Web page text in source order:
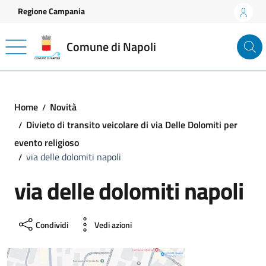
Vai ai contenuti
Vai al footer
Regione Campania
Comune di Napoli
Home
Novità
Divieto di transito veicolare di via Delle Dolomiti per
evento religioso
via delle dolomiti napoli
via delle dolomiti napoli
Condividi Vedi azioni